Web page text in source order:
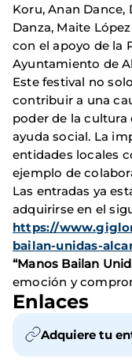
Koru, Anan Dance,
Danza, Maite
con el apoyo de la
Ayuntamiento de
Este festival no
contribuir a una
poder de la
ayuda social. La
entidades locales
ejemplo de
Las entradas ya
adquirirse en el
https://
bailan-unidas-
“Manos Bailan
emoción y
Enlaces
Adquiere tu